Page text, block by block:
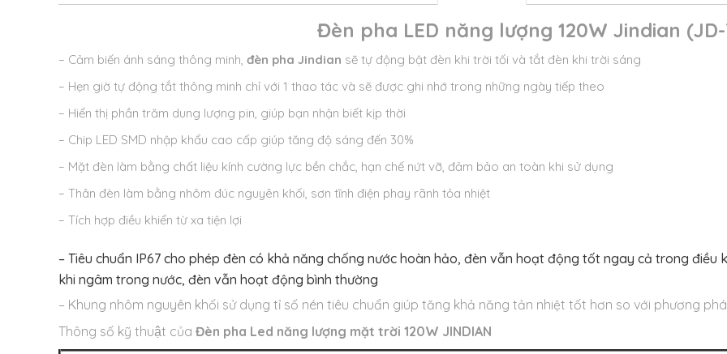
Đèn pha LED năng lượng 120W Jindian (JD-
– Cảm biến ánh sáng thông minh, đèn pha Jindian sẽ tự động bật đèn khi trời tối và tắt đèn khi trời sáng
– Hẹn giờ tự động tắt thông minh chỉ với 1 thao tác và sẽ được ghi nhớ trong những ngày tiếp theo
– Hiển thị phần trăm dung lượng pin, giúp bạn nhận biết kịp thời
– Chip LED SMD nhập khẩu cao cấp giúp tăng độ sáng đến 30%
– Mặt đèn làm bằng chất liệu kính cường lực bền chắc, hạn chế nứt vỡ, đảm bảo an toàn khi sử dụng
– Thân đèn làm bằng nhôm đúc nguyên khối, sơn tĩnh điện phay rãnh tỏa nhiệt
– Tích hợp điều khiển từ xa tiện lợi
– Tiêu chuẩn IP67 cho phép đèn có khả năng chống nước hoàn hảo, đèn vẫn hoạt động tốt ngay cả trong
khi ngâm trong nước, đèn vẫn hoạt động bình thường
– Khung nhôm nguyên khối sử dụng tỉ số nén tiêu chuẩn giúp tăng khả năng tản nhiệt tốt hơn so với phương
Thông số kỹ thuật của Đèn pha Led năng lượng mặt trời 120W JINDIAN